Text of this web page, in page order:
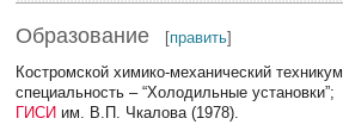
Образование [править]
Костромской химико-механический техникум,
специальность – “Холодильные установки”;
ГИСИ им. В.П. Чкалова (1978).